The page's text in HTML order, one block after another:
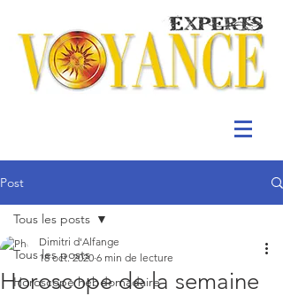
Post
Tous les posts
Horoscope hebdomadaire
Tous les posts
Horoscope de la semaine
Dimitri d'Alfange
18 oct. 2020 6 min de lecture